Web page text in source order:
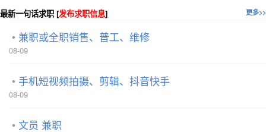
更多>>
最新一句话求职 [发布求职信息]
兼职或全职销售、普工、维修
08-09
手机短视频拍摄、剪辑、抖音快手
08-09
文员 兼职